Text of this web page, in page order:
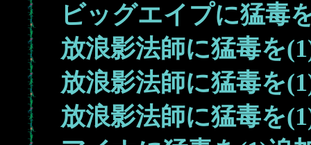
ビッグエイプに猛毒
放浪影法師に猛毒を
放浪影法師に猛毒を
放浪影法師に猛毒を